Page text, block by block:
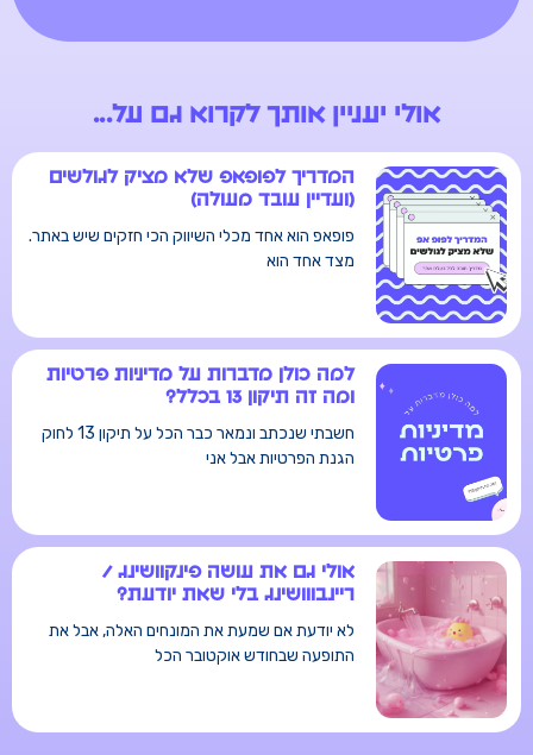
אולי יעניין אותך לקרוא גם על...
המדריך לפופאפ שלא מציק לגולשים
(ועדיין עובד מעולה)
פופאפ הוא אחד מכלי השיווק הכי חזקים שיש באתר.
מצד אחד הוא
למה כולן מדברות על מדיניות פרטיות
ומה זה תיקון 13 בכלל?
חשבתי שנכתב ונמאר כבר הכל על תיקון 13 לחוק
הגנת הפרטיות אבל אני
אולי גם את עושה פינקוושינג /
ריינבווושינג בלי שאת יודעת?
לא יודעת אם שמעת את המונחים האלה, אבל את
התופעה שבחודש אוקטובר הכל